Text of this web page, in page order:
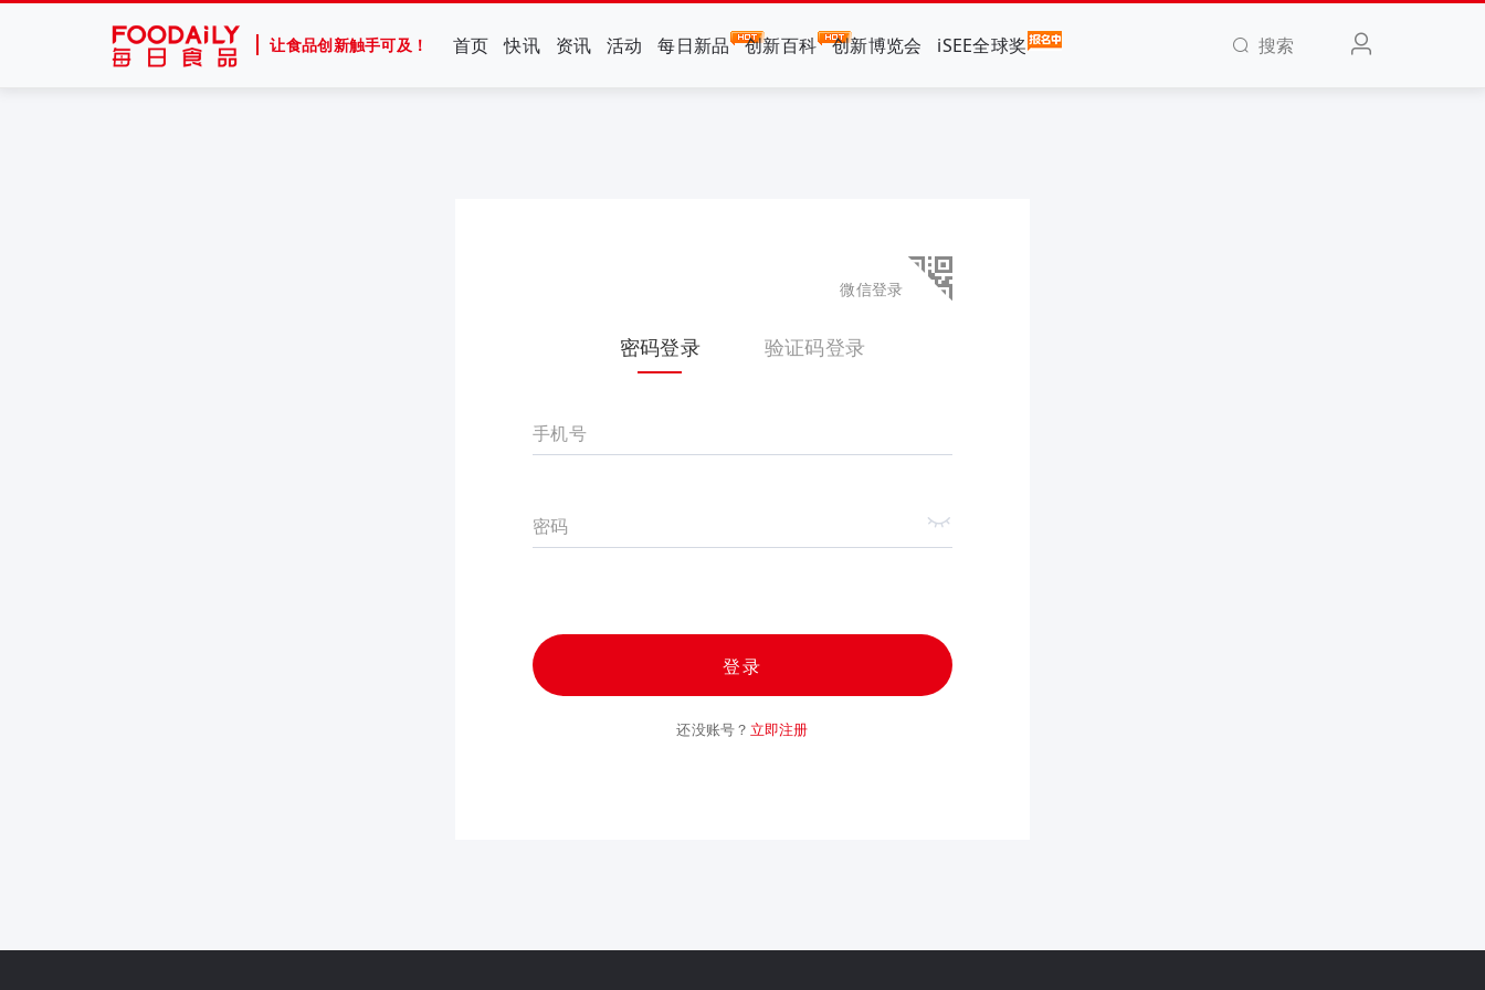
让食品创新触手可及！ 首页 快讯 资讯 活动 每日新品 创新百科 创新博览会 iSEE全球奖 搜索
微信登录
密码登录 验证码登录
手机号
密码
登录
还没账号？ 立即注册